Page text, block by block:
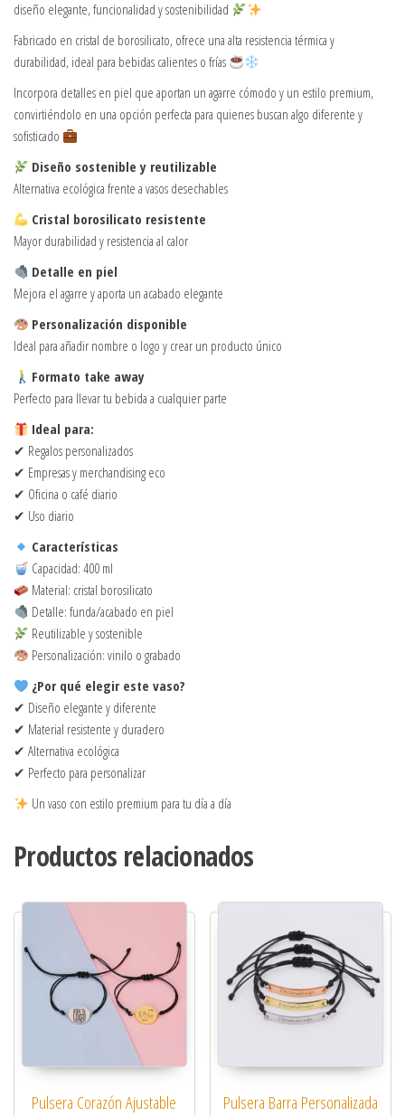
diseño elegante, funcionalidad y sostenibilidad
Fabricado en cristal de borosilicato, ofrece una alta resistencia térmica y
durabilidad, ideal para bebidas calientes o frías
Incorpora detalles en piel que aportan un agarre cómodo y un estilo premium,
convirtiéndolo en una opción perfecta para quienes buscan algo diferente y
sofisticado
Diseño sostenible y reutilizable
Alternativa ecológica frente a vasos desechables
Cristal borosilicato resistente
Mayor durabilidad y resistencia al calor
Detalle en piel
Mejora el agarre y aporta un acabado elegante
Personalización disponible
Ideal para añadir nombre o logo y crear un producto único
Formato take away
Perfecto para llevar tu bebida a cualquier parte
Ideal para:
✔ Regalos personalizados
✔ Empresas y merchandising eco
✔ Oficina o café diario
✔ Uso diario
Características
Capacidad: 400 ml
Material: cristal borosilicato
Detalle: funda/acabado en piel
Reutilizable y sostenible
Personalización: vinilo o grabado
¿Por qué elegir este vaso?
✔ Diseño elegante y diferente
✔ Material resistente y duradero
✔ Alternativa ecológica
✔ Perfecto para personalizar
Un vaso con estilo premium para tu día a día
Productos relacionados
Pulsera Corazón Ajustable
Pulsera Barra Personalizada